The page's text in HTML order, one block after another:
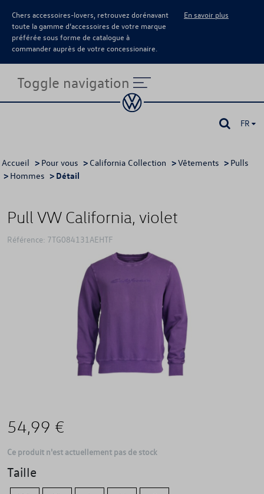
Chers accessoires-lovers, retrouvez dorénavant
toute la gamme d’accessoires de votre marque
préférée sous forme de catalogue à
commander auprès de votre concessionaire.
En savoir plus
Toggle navigation
FR
Accueil > Pour vous > California Collection >Vêtements > Pulls
> Hommes > Détail
Pull VW California, violet
Référence: 7TG084131AEHTF
54,99 €
Ce produit n'est actuellement pas de stock
Taille